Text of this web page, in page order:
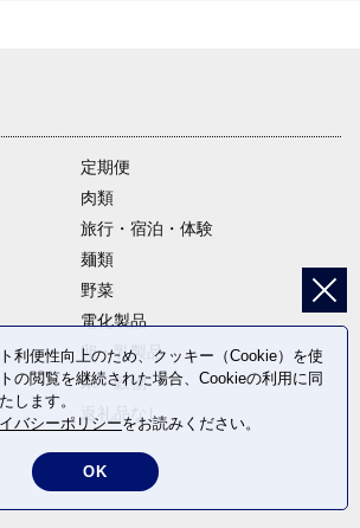
定期便
肉類
旅行・宿泊・体験
麺類
野菜
電化製品
卵・乳製品
米・穀物
返礼品なし
利便性向上のため、クッキー（Cookie）を使
の閲覧を継続された場合、Cookieの利用に同
します。
バシーポリシーをお読みください。
OK